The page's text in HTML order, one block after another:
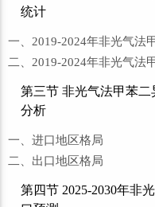
统计
一、2019-2024年非光气法
二、2019-2024年非光气法
第三节 非光气法甲苯
分析
一、进口地区格局
二、出口地区格局
第四节 2025-2030年非